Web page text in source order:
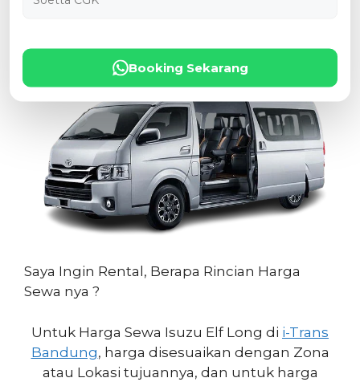
Desain Interior yang Nyaman
Fitur Keamanan yang Canggih
Saya Ingin Rental, Berapa Rincian Harga
Sewa nya ?
Untuk Harga Sewa Isuzu Elf Long di i-Trans
Bandung, harga disesuaikan dengan Zona
atau Lokasi tujuannya, dan untuk harga
Booking Sekarang